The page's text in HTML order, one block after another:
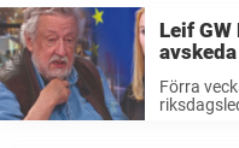
Leif
Förra